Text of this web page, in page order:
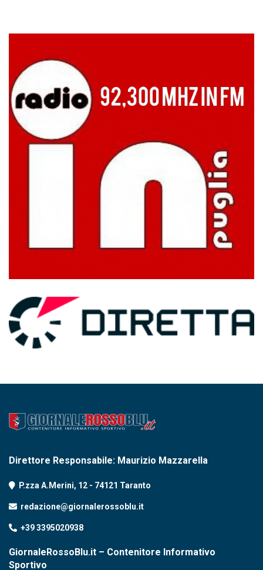
Direttore Responsabile: Maurizio Mazzarella
P.zza A.Merini, 12 - 74121 Taranto
redazione@giornalerossoblu.it
+39 3395020938
GiornaleRossoBlu.it – Contenitore Informativo
Sportivo